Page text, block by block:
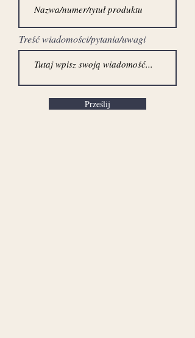
Treść wiadomości/pytania/uwagi
Prześlij